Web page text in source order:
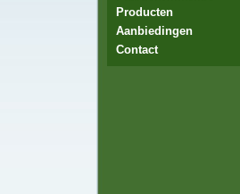
Producten
Aanbiedingen
Contact